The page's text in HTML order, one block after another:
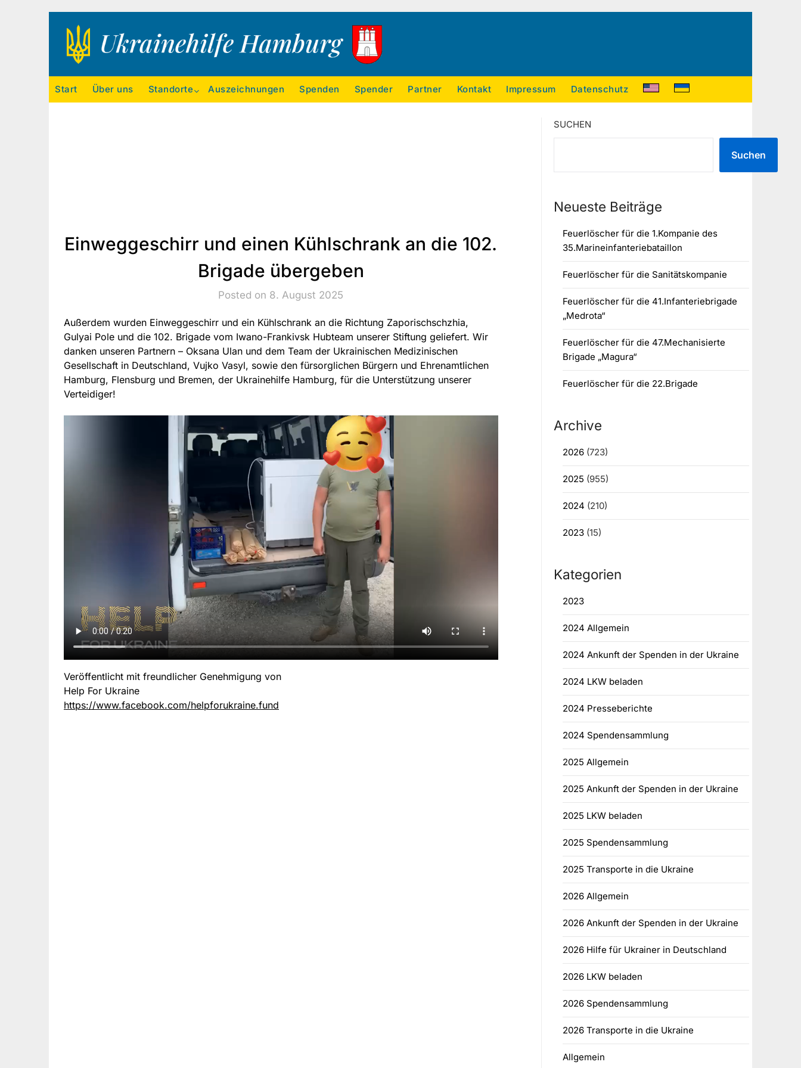
Ukrainehilfe Hamburg
Start Über uns Standorte Auszeichnungen Spenden Spender Partner Kontakt Impressum Datenschutz
Einweggeschirr und einen Kühlschrank an die 102.
Brigade übergeben
Posted on 8. August 2025
Außerdem wurden Einweggeschirr und ein Kühlschrank an die Richtung Zaporischschzhia,
Gulyai Pole und die 102. Brigade vom Iwano-Frankivsk Hubteam unserer Stiftung geliefert. Wir
danken unseren Partnern – Oksana Ulan und dem Team der Ukrainischen Medizinischen
Gesellschaft in Deutschland, Vujko Vasyl, sowie den fürsorglichen Bürgern und Ehrenamtlichen
Hamburg, Flensburg und Bremen, der Ukrainehilfe Hamburg, für die Unterstützung unserer
Verteidiger!
Veröffentlicht mit freundlicher Genehmigung von
Help For Ukraine
https://www.facebook.com/helpforukraine.fund
SUCHEN
Suchen
Neueste Beiträge
Feuerlöscher für die 1.Kompanie des
35.Marineinfanteriebataillon
Feuerlöscher für die Sanitätskompanie
Feuerlöscher für die 41.Infanteriebrigade
„Medrota“
Feuerlöscher für die 47.Mechanisierte
Brigade „Magura“
Feuerlöscher für die 22.Brigade
Archive
2026(723)
2025 (955)
2024 (210)
2023(15)
Kategorien
2023
2024 Allgemein
2024 Ankunft der Spenden in der Ukraine
2024 LKW beladen
2024 Presseberichte
2024 Spendensammlung
2025 Allgemein
2025 Ankunft der Spenden in der Ukraine
2025 LKW beladen
2025 Spendensammlung
2025 Transporte in die Ukraine
2026 Allgemein
2026 Ankunft der Spenden in der Ukraine
2026 Hilfe für Ukrainer in Deutschland
2026 LKW beladen
2026 Spendensammlung
2026 Transporte in die Ukraine
Allgemein